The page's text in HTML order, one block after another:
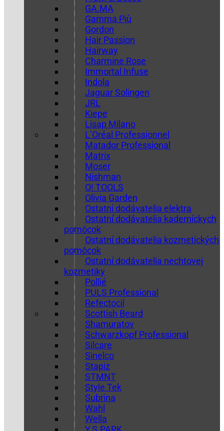
GA.MA
Gamma Più
Gordon
Hair Passion
Hairway
Charmine Rose
Immortal Infuse
Indola
Jaguar Solingen
JRL
Kiepe
Lisap Milano
L’Oréal Professionnel
Matador Professional
Matrix
Moser
Nishman
O! TOOLS
Olivia Garden
Ostatní dodávatelia elektra
Ostatní dodávatelia kaderníckych
pomôcok
Ostatní dodávatelia kozmetických
pomôcok
Ostatní dodávatelia nechtovej
kozmetiky
Pollié
PULS Professional
Refectocil
Scottish Beard
Shamuratov
Schwarzkopf Professional
Silcare
Sinelco
Stapiz
STMNT
Style Tek
Subrina
Wahl
Wella